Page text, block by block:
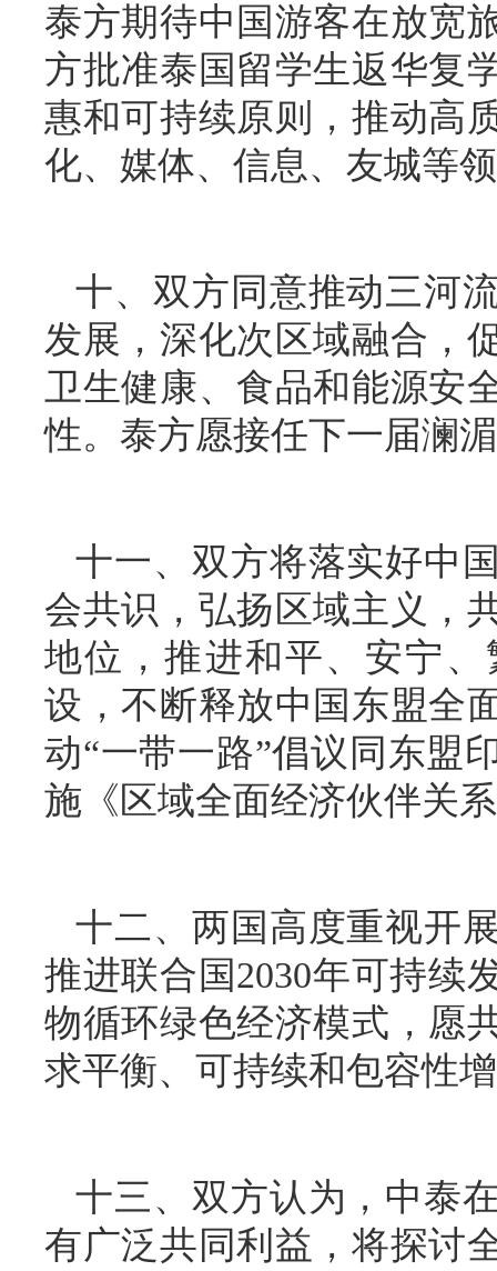
泰方期待中国游客在放宽
方批准泰国留学生返华复
惠和可持续原则，推动高
化、媒体、信息、友城等
十、双方同意推动三河
发展，深化次区域融合，
卫生健康、食品和能源安
性。泰方愿接任下一届澜
十一、双方将落实好中
会共识，弘扬区域主义，
地位，推进和平、安宁
设，不断释放中国东盟全
动“一带一路”倡议同东盟
施《区域全面经济伙伴关
十二、两国高度重视开
推进联合国2030年可持续
物循环绿色经济模式，愿
求平衡、可持续和包容性
十三、双方认为，中泰
有广泛共同利益，将探讨